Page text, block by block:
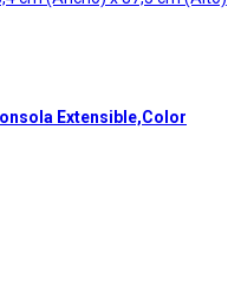
Extensible,Color